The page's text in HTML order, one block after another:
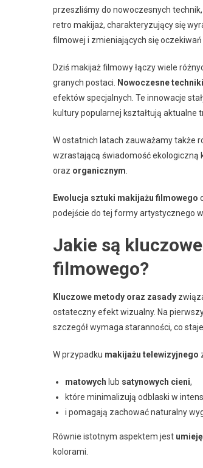
przeszliśmy do nowoczesnych
retro makijaż, charakteryzujący się
filmowej i zmieniających się
Dziś makijaż filmowy łączy wiele
granych postaci.
Nowoczesne techniki
efektów specjalnych. Te innowacje
kultury popularnej kształtują aktualne
W ostatnich latach zauważamy także
wzrastającą świadomość ekologiczną
oraz organicznym
Ewolucja sztuki makijażu filmowego
podejście do tej formy artystycznego
Jakie są
filmowego?
Kluczowe metody oraz zasady
ostateczny efekt wizualny. Na
szczegół wymaga staranności, co
W przypadku makijażu telewizyjnego
matowych lub satynowych cieni,
które minimalizują odblaski w
i pomagają zachować naturalny
Równie istotnym aspektem jest
kolorami.